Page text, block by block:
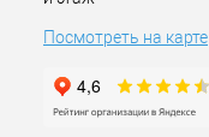
Посмотреть на карте